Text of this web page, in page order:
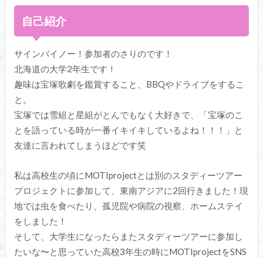
自己紹介
サインバイノー！参加者のさりのです！
北海道の大学2年生です！
趣味は宝塚歌劇を鑑賞すること、BBQやドライブをするこ
と。
宝塚では雪組と星組がとんでもなく大好きで、「宝塚のこ
とを語っている時が一番イキイキしているよね！！！」と
友達に言われてしまうほどです笑
私は高校生の頃にMOTIprojectとは別のスタディーツアー
プロジェクトに参加して、東南アジアに2回行きました！現
地では虫を食べたり、孤児院や病院の視察、ホームステイ
をしました！
そして、大学生になったらまたスタディーツアーに参加し
たいな〜と思っていた高校3年生の時にMOTIprojectをSNS